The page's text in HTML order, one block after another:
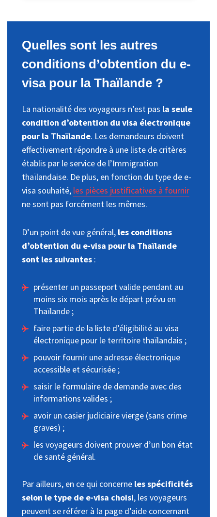
Quelles sont les autres
conditions d’obtention du e-
visa pour la Thaïlande ?
La nationalité des voyageurs n’est pas la seule
condition d’obtention du visa électronique
pour la Thaïlande. Les demandeurs doivent
effectivement répondre à une liste de critères
établis par le service de l’Immigration
thaïlandaise. De plus, en fonction du type de e-
visa souhaité, les pièces justificatives à fournir
ne sont pas forcément les mêmes.
D’un point de vue général, les conditions
d’obtention du e-visa pour la Thaïlande
sont les suivantes :
présenter un passeport valide pendant au
moins six mois après le départ prévu en
Thaïlande ;
faire partie de la liste d’éligibilité au visa
électronique pour le territoire thaïlandais ;
pouvoir fournir une adresse électronique
accessible et sécurisée ;
saisir le formulaire de demande avec des
informations valides ;
avoir un casier judiciaire vierge (sans crime
graves) ;
les voyageurs doivent prouver d’un bon état
de santé général.
Par ailleurs, en ce qui concerne les spécificités
selon le type de e-visa choisi, les voyageurs
peuvent se référer à la page d’aide concernant